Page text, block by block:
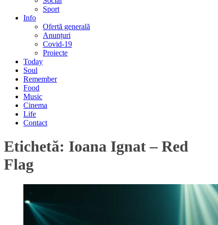
Sport
Info
Ofertă generală
Anunțuri
Covid-19
Proiecte
Today
Soul
Remember
Food
Music
Cinema
Life
Contact
Etichetă: Ioana Ignat – Red
Flag